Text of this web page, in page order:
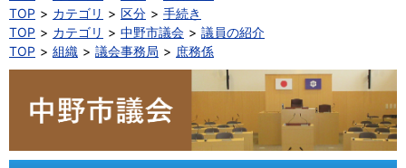
TOP
カテゴリ 区分
手続き
TOP
カテゴリ 中野市議会
議員の紹介
TOP
組織 議会事務局 庶務係